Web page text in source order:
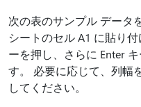
次の表のサンプル データ
シートのセル A1 に貼り
ーを押し、さらに Enter
す。 必要に応じて、列幅
してください。